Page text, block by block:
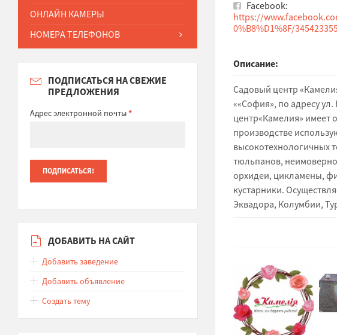
Facebook:
https://
0%B8%D1%8F/
Описание:
Садовый центр
««София», по адресу
центр«Камелия» имеет
производстве
высокотехнологичных
тюльпанов,
орхидеи, цикламены,
кустарники.
Эквадора, Колумбии,
ОНЛАЙН КАМЕРЫ
НОМЕРА ТЕЛЕФОНОВ
ПОДПИСАТЬСЯ НА СВЕЖИЕ
ПРЕДЛОЖЕНИЯ
Адрес электронной почты*
ДОБАВИТЬ НА САЙТ
Добавить заведение
Добавить объявление
Создать тему